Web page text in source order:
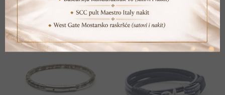
POVEZANI PROIZVODI